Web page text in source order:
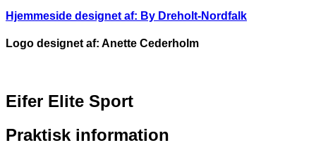
Hjemmeside designet af: By Dreholt-Nordfalk
Logo designet af: Anette Cederholm
Eifer Elite Sport
Praktisk information